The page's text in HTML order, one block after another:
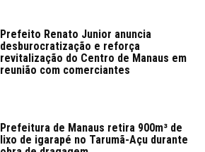
Prefeito Renato Junior anuncia
desburocratização e reforça
revitalização do Centro de Manaus em
reunião com comerciantes
Prefeitura de Manaus retira 900m³ de
lixo de igarapé no Tarumã-Açu durante